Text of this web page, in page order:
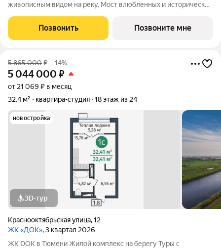
живописным видом на реку, Мост влюбленных и исторический
принципиально новой организацией общественных зон. Три
лепестка здания сходятся в большое
Позвонить Позвоните мне
5 865 000₽ –14%
5 044 000 ₽
от 21 069 ₽ в месяц
32,4 м²
квартира-студия 18 этаж из 24
новостройка
3D-тур
Краснооктябрьская улица,12
ЖК «ДОК», 3 квартал 2026
ЖК DOK в Тюмени Жилой комплекс на берегу Туры с